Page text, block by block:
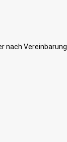
nach Vereinbarung